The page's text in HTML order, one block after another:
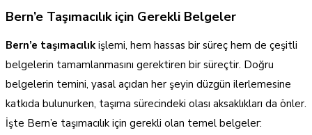
Bern’e Taşımacılık için Gerekli Belgeler
Bern’e taşımacılık işlemi, hem hassas bir süreç hem de çeşitli
belgelerin tamamlanmasını gerektiren bir süreçtir. Doğru
belgelerin temini, yasal açıdan her şeyin düzgün ilerlemesine
katkıda bulunurken, taşıma sürecindeki olası aksaklıkları da önler.
İşte Bern’e taşımacılık için gerekli olan temel belgeler: